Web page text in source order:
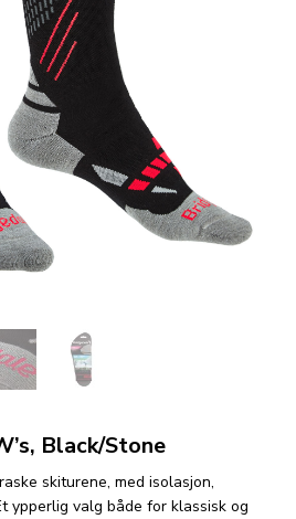
Black/Stone
skiturene, med isolasjon,
ypperlig valg både for klassisk og